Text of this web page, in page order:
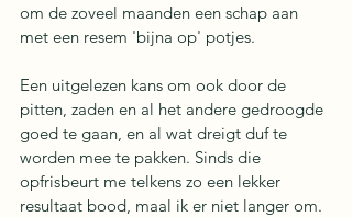
om de zoveel maanden een schap aan
met een resem 'bijna op' potjes.
Een uitgelezen kans om ook door de
pitten, zaden en al het andere gedroogde
goed te gaan, en al wat dreigt duf te
worden mee te pakken. Sinds die
opfrisbeurt me telkens zo een lekker
resultaat bood, maal ik er niet langer om.